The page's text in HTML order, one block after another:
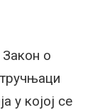
о
у којој се